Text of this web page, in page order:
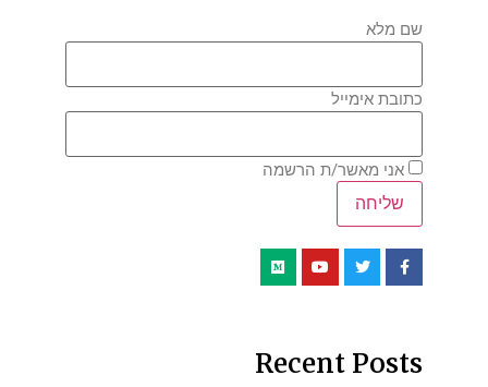
שם מלא
כתובת אימייל
אני מאשר/ת הרשמה
Recent Posts